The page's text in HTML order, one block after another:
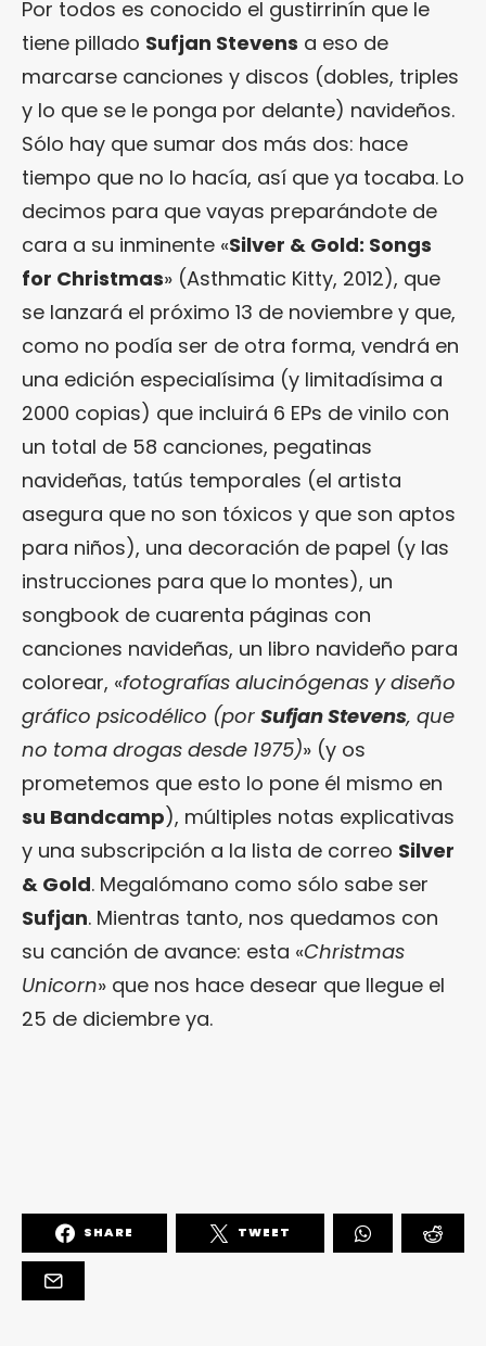
Por todos es conocido el gustirrinín que le
tiene pillado Sufjan Stevens a eso de
marcarse canciones y discos (dobles, triples
y lo que se le ponga por delante) navideños.
Sólo hay que sumar dos más dos: hace
tiempo que no lo hacía, así que ya tocaba. Lo
decimos para que vayas preparándote de
cara a su inminente «Silver & Gold: Songs
for Christmas» (Asthmatic Kitty, 2012), que
se lanzará el próximo 13 de noviembre y que,
como no podía ser de otra forma, vendrá en
una edición especialísima (y limitadísima a
2000 copias) que incluirá 6 EPs de vinilo con
un total de 58 canciones, pegatinas
navideñas, tatús temporales (el artista
asegura que no son tóxicos y que son aptos
para niños), una decoración de papel (y las
instrucciones para que lo montes), un
songbook de cuarenta páginas con
canciones navideñas, un libro navideño para
colorear, «fotografías alucinógenas y diseño
gráfico psicodélico (por Sufjan Stevens, que
no toma drogas desde 1975)» (y os
prometemos que esto lo pone él mismo en
su Bandcamp), múltiples notas explicativas
y una subscripción a la lista de correo Silver
& Gold. Megalómano como sólo sabe ser
Sufjan. Mientras tanto, nos quedamos con
su canción de avance: esta «Christmas
Unicorn» que nos hace desear que llegue el
25 de diciembre ya.
SHARE TWEET